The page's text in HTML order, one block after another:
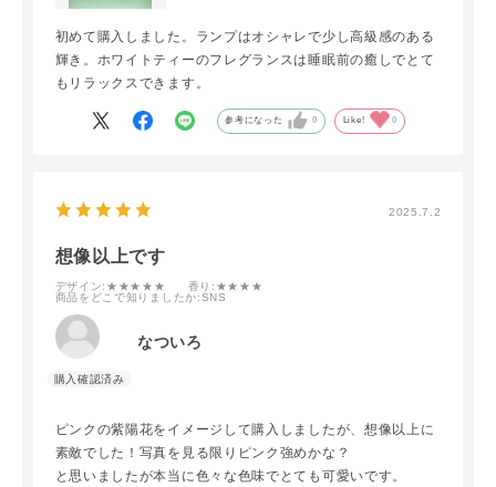
初めて購入しました。ランプはオシャレで少し高級感のある
輝き。ホワイトティーのフレグランスは睡眠前の癒しでとて
もリラックスできます。
参考になった 0 Like! 0
2025.7.2
想像以上です
デザイン:★★★★★ 香り :★★★★
商品をどこで知りましたか:SNS
なついろ
ピンクの紫陽花をイメージして購入しましたが、想像以上に
素敵でした！写真を見る限りピンク強めかな？
と思いましたが本当に色々な色味でとても可愛いです。